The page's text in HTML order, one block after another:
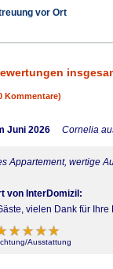
vor Ort
Kommentare)
Juni 2026 Cornelia
Appartement, wertige
von InterDomizil:
vielen Dank für
Ausstattung